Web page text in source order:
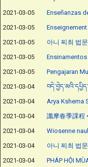
2021-03-05
Enseñanzas
2021-03-05
2021-03-05
아니 찌최 법
2021-03-05
Ensinamentos
2021-03-05
Pengajaran
2021-03-04
2021-03-04
Arya Kshema
2021-03-04
讖摩春季課程
2021-03-04
Wiosenne
2021-03-04
아니 찌최 법
2021-03-04
PHÁP HỘI